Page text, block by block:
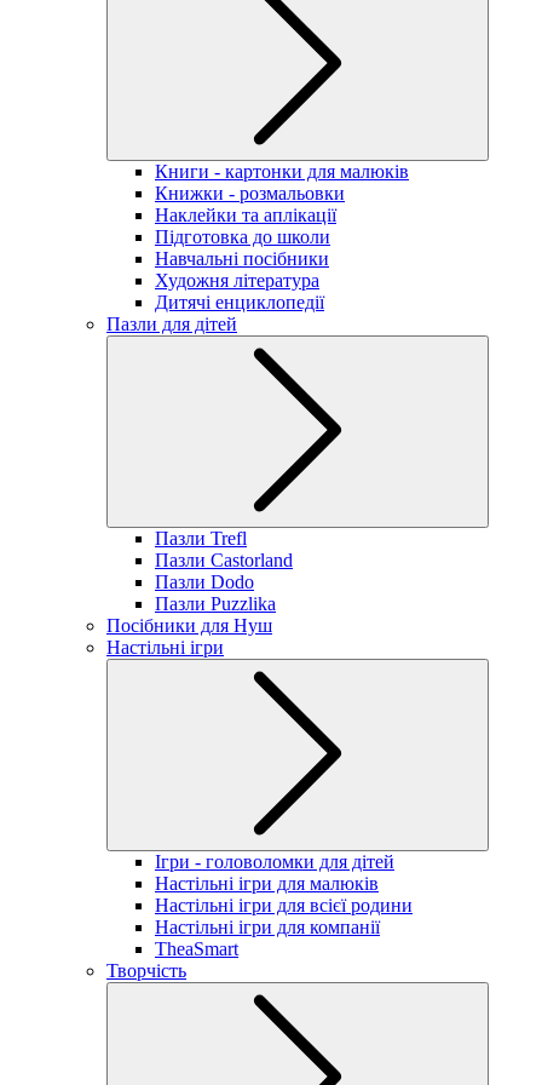
Книги - картонки для малюків
Книжки - розмальовки
Наклейки та аплікації
Підготовка до школи
Навчальні посібники
Художня література
Дитячі енциклопедії
Пазли для дітей
Пазли Trefl
Пазли Castorland
Пазли Dodo
Пазли Puzzlika
Посібники для Нуш
Настільні ігри
Ігри - головоломки для дітей
Настільні ігри для малюків
Настільні ігри для всієї родини
Настільні ігри для компанії
TheaSmart
Творчість